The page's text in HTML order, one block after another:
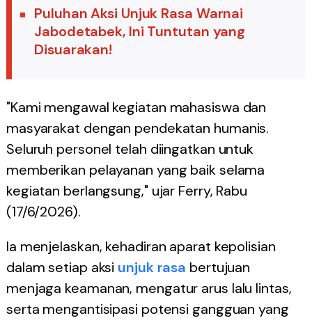
Puluhan Aksi Unjuk Rasa Warnai
Jabodetabek, Ini Tuntutan yang
Disuarakan!
"Kami mengawal kegiatan mahasiswa dan
masyarakat dengan pendekatan humanis.
Seluruh personel telah diingatkan untuk
memberikan pelayanan yang baik selama
kegiatan berlangsung," ujar Ferry, Rabu
(17/6/2026).
Ia menjelaskan, kehadiran aparat kepolisian
dalam setiap aksi unjuk rasa bertujuan
menjaga keamanan, mengatur arus lalu lintas,
serta mengantisipasi potensi gangguan yang